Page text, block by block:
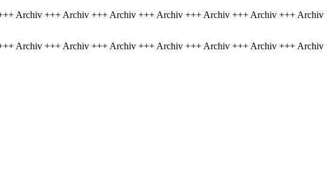
Archiv +++ Archiv +++ Archiv +++ Archiv +++ Archiv +++ Archiv +++ Archiv
Archiv +++ Archiv +++ Archiv +++ Archiv +++ Archiv +++ Archiv +++ Archiv